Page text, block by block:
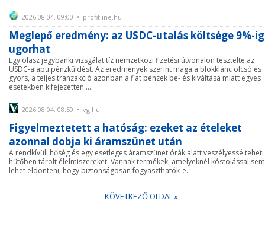
2026.08.04. 09:00 • profitline.hu
Meglepő eredmény: az USDC-utalás költsége 9%-ig
ugorhat
Egy olasz jegybanki vizsgálat tíz nemzetközi fizetési útvonalon tesztelte az
USDC-alapú pénzküldést. Az eredmények szerint maga a blokklánc olcsó és
gyors, a teljes tranzakció azonban a fiat pénzek be- és kiváltása miatt egyes
esetekben kifejezetten ...
2026.08.04. 08:50 • vg.hu
Figyelmeztetett a hatóság: ezeket az ételeket
azonnal dobja ki áramszünet után
A rendkívüli hőség és egy esetleges áramszünet órák alatt veszélyessé
hűtőben tárolt élelmiszereket. Vannak termékek, amelyeknél kóstolással sem
lehet eldönteni, hogy biztonságosan fogyaszthatók-e.
KÖVETKEZŐ OLDAL »